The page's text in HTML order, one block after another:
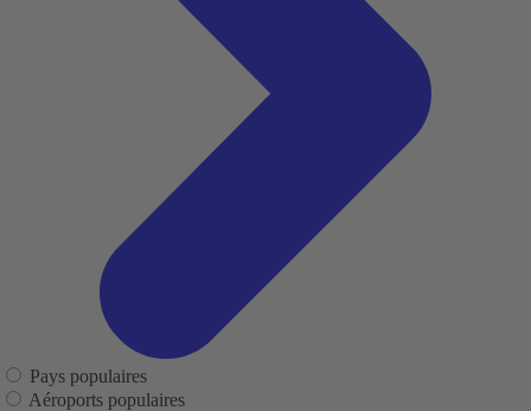
Pays populaires
Aéroports populaires